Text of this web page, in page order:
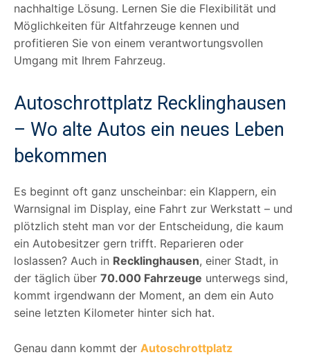
nachhaltige Lösung. Lernen Sie die Flexibilität und
Möglichkeiten für Altfahrzeuge kennen und
profitieren Sie von einem verantwortungsvollen
Umgang mit Ihrem Fahrzeug.
Autoschrottplatz Recklinghausen
– Wo alte Autos ein neues Leben
bekommen
Es beginnt oft ganz unscheinbar: ein Klappern, ein
Warnsignal im Display, eine Fahrt zur Werkstatt – und
plötzlich steht man vor der Entscheidung, die kaum
ein Autobesitzer gern trifft. Reparieren oder
loslassen? Auch in Recklinghausen, einer Stadt, in
der täglich über 70.000 Fahrzeuge unterwegs sind,
kommt irgendwann der Moment, an dem ein Auto
seine letzten Kilometer hinter sich hat.
Genau dann kommt der Autoschrottplatz